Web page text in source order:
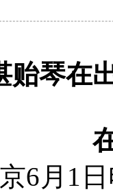
贻琴在
6月1